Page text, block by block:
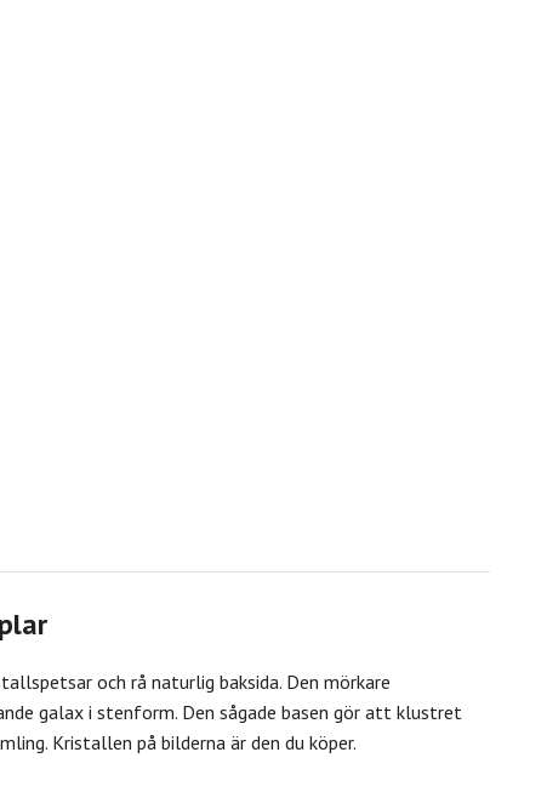
och rå naturlig baksida. Den mörkare
galax i stenform. Den sågade basen gör att klustret
Kristallen på bilderna är den du köper.